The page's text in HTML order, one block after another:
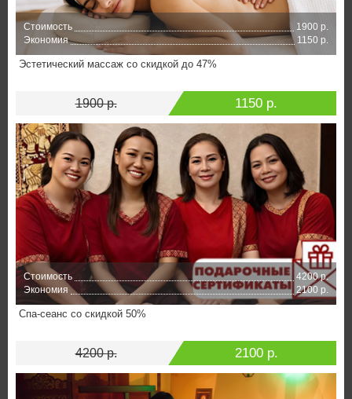
Стоимость
1900 р.
Экономия
1150 р.
Эстетический массаж со скидкой до 47%
1900 р. 1150 р.
Стоимость
4200 р.
Экономия
2100 р.
Спа-сеанс со скидкой 50%
4200 р. 2100 р.